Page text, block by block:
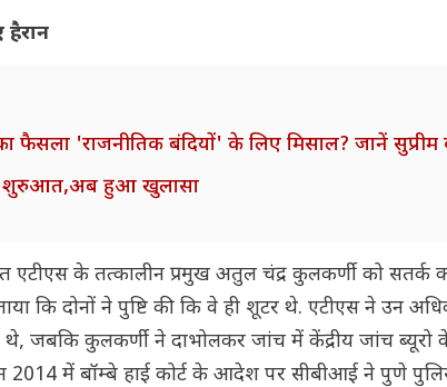
फैसला 'राजनीतिक बंदियों' के लिए मिसाल? जानें सुप्रीम
शुरुआत,अब हुआ खुलासा
एटीएस के तत्कालीन प्रमुख अतुल चंद्र कुलकर्णी को
कि दोनों ने पुष्टि की कि वे ही शूटर थे. एटीएस ने उन
थे, जबकि कुलकर्णी ने दाभोलकर जांच में केंद्रीय जांच
2014 में बॉम्बे हाई कोर्ट के आदेश पर सीबीआई ने पुणे